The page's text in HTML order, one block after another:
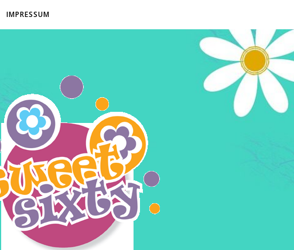
IMPRESSUM